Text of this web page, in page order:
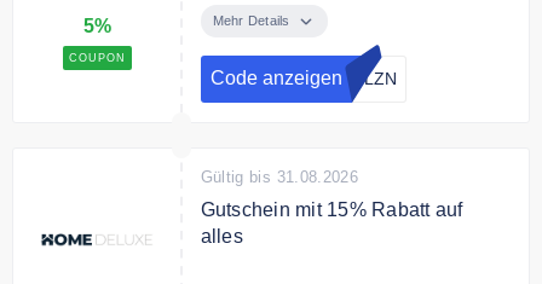
5%
COUPON
Gutscheincode 5% Rabatt auf
Bedingungen
Mehr Details
Code anzeigen WLZN
Gültig bis 31.08.2026
Gutschein mit 15% Rabatt auf
alles